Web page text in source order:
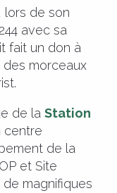
lors de son
avec sa
fait un don à
des morceaux
de la Station
centre
de la
et Site
magnifiques